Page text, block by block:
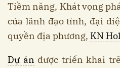
Tiềm năng, Khát vọng
của lãnh đạo tỉnh, đại
quyền địa phương, KN
Dự án được triển khai